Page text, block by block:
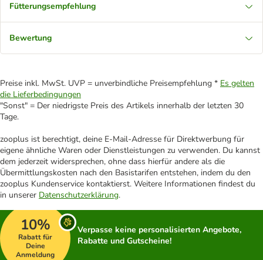
Fütterungsempfehlung
Bewertung
Preise inkl. MwSt. UVP = unverbindliche Preisempfehlung * Es gelten
die Lieferbedingungen
"Sonst" = Der niedrigste Preis des Artikels innerhalb der letzten 30
Tage.
zooplus ist berechtigt, deine E-Mail-Adresse für Direktwerbung für
eigene ähnliche Waren oder Dienstleistungen zu verwenden. Du kannst
dem jederzeit widersprechen, ohne dass hierfür andere als die
Übermittlungskosten nach den Basistarifen entstehen, indem du den
zooplus Kundenservice kontaktierst. Weitere Informationen findest du
in unserer Datenschutzerklärung.
10%
Rabatt für
Deine
Anmeldung
Verpasse keine personalisierten Angebote,
Rabatte und Gutscheine!